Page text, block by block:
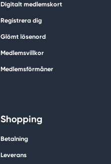
Digitalt medlemskort
Registrera dig
Glömt lösenord
Medlemsvillkor
Medlemsförmåner
Shopping
Betalning
Leverans